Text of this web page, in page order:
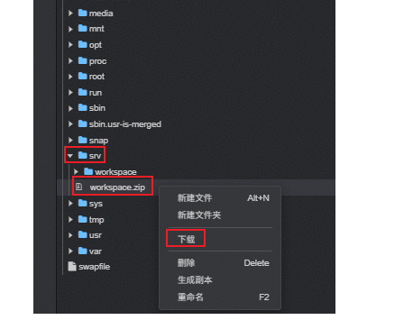
地
Windows
系
统
与
Linux
服
务
器
间
传
输
文
件